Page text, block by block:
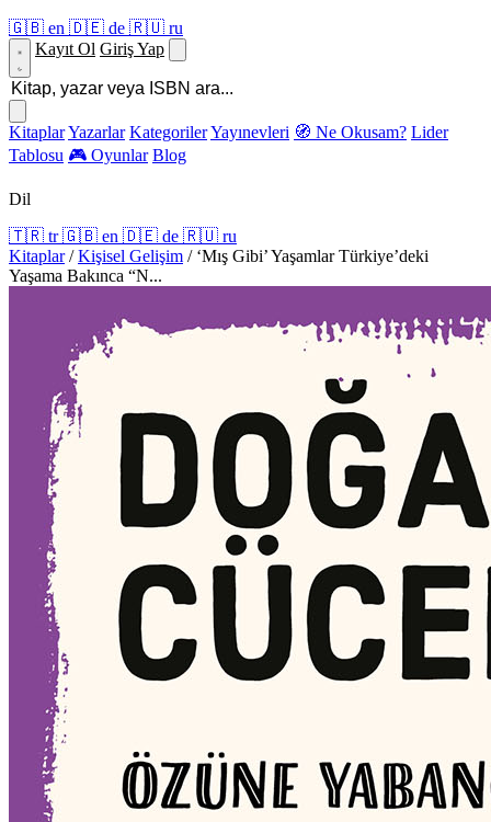
🇬🇧 en 🇩🇪 de 🇷🇺 ru
Kayıt Ol Giriş Yap
KitaplarYazarlar KategorilerYayınevleri 🧭 Ne Okusam? Lider
Tablosu 🎮 Oyunlar Blog
Dil
🇹🇷 tr 🇬🇧 en 🇩🇪 de 🇷🇺 ru
Kitaplar / Kişisel Gelişim / ‘Mış Gibi’ Yaşamlar Türkiye’deki
Yaşama Bakınca “N...